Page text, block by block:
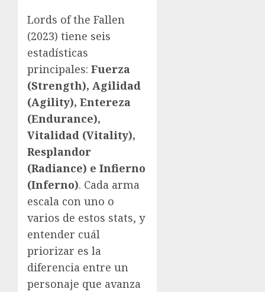
Lords of the Fallen
(2023) tiene seis
estadísticas
principales: Fuerza
(Strength), Agilidad
(Agility), Entereza
(Endurance),
Vitalidad (Vitality),
Resplandor
(Radiance) e Infierno
(Inferno). Cada arma
escala con uno o
varios de estos stats, y
entender cuál
priorizar es la
diferencia entre un
personaje que avanza